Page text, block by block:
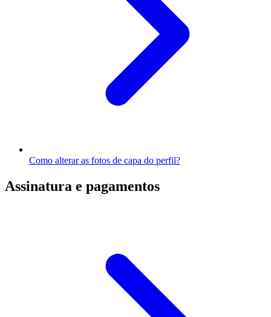
Como alterar as fotos de capa do perfil?
Assinatura e pagamentos